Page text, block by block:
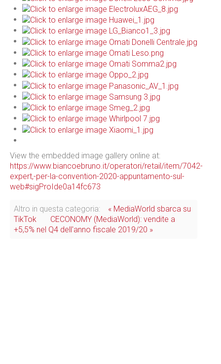
View the embedded image gallery online at:
https://www.biancoebruno.it/operatori/retail/item/7042-
expert,-per-la-convention-2020-appuntamento-sul-
web#sigProIde0a14fc673
Altro in questa categoria:
« MediaWorld sbarca su
TikTok
CECONOMY (MediaWorld): vendite a
+5,5% nel Q4 dell'anno fiscale 2019/20 »